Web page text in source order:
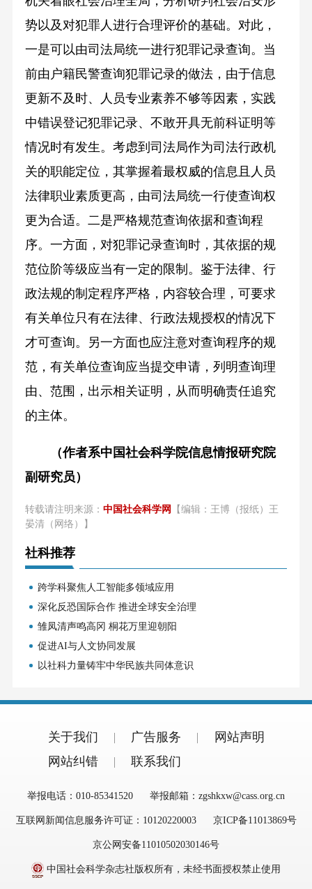
势以及对犯罪人进行合理评价的基础。对此，
一是可以由司法局统一进行犯罪记录查询。当
前由户籍民警查询犯罪记录的做法，由于信息
更新不及时、人员专业素养不够等因素，实践
中错误登记犯罪记录、不敢开具无前科证明等
情况时有发生。考虑到司法局作为司法行政机
关的职能定位，其掌握着最权威的信息且人员
法律职业素质更高，由司法局统一行使查询权
更为合适。二是严格规范查询依据和查询程
序。一方面，对犯罪记录查询时，其依据的规
范位阶等级应当有一定的限制。鉴于法律、行
政法规的制定程序严格，内容较合理，可要求
有关单位只有在法律、行政法规授权的情况下
才可查询。另一方面也应注意对查询程序的规
范，有关单位查询应当提交申请，列明查询理
由、范围，出示相关证明，从而明确责任追究
的主体。
（作者系中国社会科学院信息情报研究院
副研究员）
转载请注明来源： 中国社会科学网 【编辑：王博（报纸）王
晏清（网络）】
社科推荐
跨学科聚焦人工智能多领域应用
深化反恐国际合作 推进全球安全治理
雏凤清声鸣高冈 桐花万里迎朝阳
促进AI与人文协同发展
以社科力量铸牢中华民族共同体意识
关于我们 广告服务
网站声明
网站纠错
联系我们
举报电话：010-85341520 举报邮箱：zgshkxw@cass.org.cn
互联网新闻信息服务许可证：10120220003 京ICP备11013869号
京公网安备11010502030146号
中国社会科学杂志社版权所有，未经书面授权禁止使用